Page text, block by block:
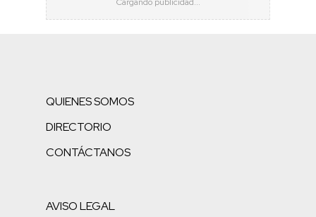
QUIENES SOMOS
DIRECTORIO
CONTÁCTANOS
AVISO LEGAL